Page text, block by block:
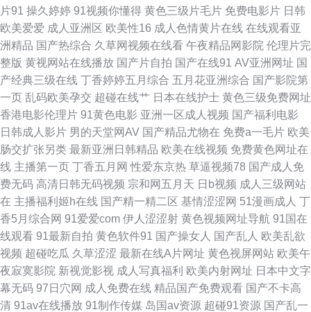
品久久成人 久热粉嫩在线精品 91传媒国产在线观看 91福利诱惑 人人操国产
精品 www99色色 91视频在线观看网页 黑料吃瓜福利姬AV 国产精品人人操
1024视频在线一区 九1看片 成人不卡视频免费观看 日韩欧美色图 91探花系
列在线观看 日韩无码 婷婷一区二区三区 国产福利91视频 91精品国产白浆 欧
日韩成人在线视频 九1看片 人人肏视频 色色应用 久草视频网 三级网站在线
九九热视频欧美精品 四虎东方影院 国产91视频网站大全 亚洲日韩蜜桃 久久
小精品网站 TS赵恩静射精 久久五月91 91国产视频大全 久草欧美人妻精品
片91 操久婷婷 91视频你懂得 黄色三级片毛片 免费电影片 日韩
欧美爱爱 成人亚洲区 欧美性16 成人色情黄片在线 在线观看亚
洲精品 国产热综合 久草网视频在线看 午夜精品网影院 伦理片完
整版 黄视网站在线播放 国产片自拍 国产在线91 AV亚洲网址 国
产经典三级在线 丁香婷婷五月综合 五月花亚洲综合 国产影院第
一页 乱码欧美孕交 超碰在线艹 日本在线护士 黄色三级免费网址
香港电影伦理片 91黄色电影 亚洲一区成人视频 国产福利电影
日韩成人影片 男的天堂网AV 国产精品尤物在 免费a一毛片 欧美
肠交扩张另类 最新亚洲日韩精品 欧美在线视频 免费黄色网址在
线 主播第一页 丁香五月网 性爱东京热 草逼视频78 国产成人免
费无码 高清日韩无码视频 宗和网五月天 日b视频 成人三级网站
在 主播福利姬h在线 国产精一精二区 基情涩涩网 51漫画成人 丁
香5月综合网 91爱爱com 伊人涩涩射 黄色视频网址导航 91国在
线观看 91最新自拍 黄色软件91 国产操女人 国产乱人 欧美乱欲
视频 超碰吃瓜 久草涩涩 最新在线A片网址 黄色视屏网站 欧美午
夜寂寞影院 新视觉影视 成人写真福利 欧美内射网址 日本中文字
幕无码 97日穴网 成人免费在线 精品国产免费观看 国产不卡高
清 91av在线播放 91制作传媒 岛国av资源 超碰91资源 国产乱一